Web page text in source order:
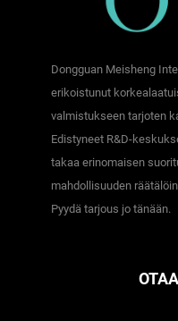
Dongguan Meisheng
erikoistunut
valmistukseen tarjoten
Edistyneet R&D-
takaa erinomaisen
mahdollisuuden
Pyydä tarjous jo tänään.